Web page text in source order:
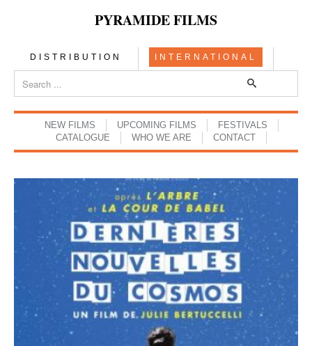
PYRAMIDE FILMS
DISTRIBUTION INTERNATIONAL
NEW FILMS UPCOMING FILMS
FESTIVALS
CATALOGUE
WHO WE ARE CONTACT